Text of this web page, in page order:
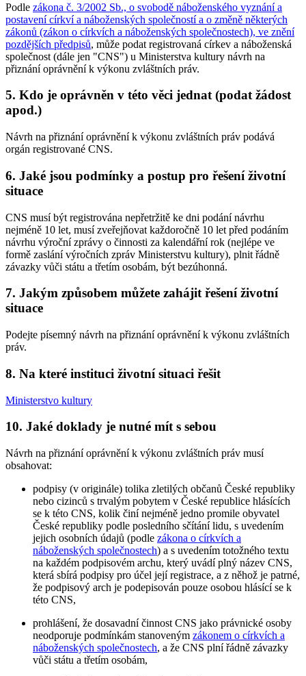
Podle zákona č. 3/2002 Sb., o svobodě náboženského vyznání a
postavení církví a náboženských společností a o změně některých
zákonů (zákon o církvích a náboženských společnostech), ve znění
pozdějších předpisů, může podat registrovaná církev a náboženská
společnost (dále jen "CNS") u Ministerstva kultury návrh na
přiznání oprávnění k výkonu zvláštních práv.
5. Kdo je oprávněn v této věci jednat (podat žádost
apod.)
Návrh na přiznání oprávnění k výkonu zvláštních práv podává
orgán registrované CNS.
6. Jaké jsou podmínky a postup pro řešení životní
situace
CNS musí být registrována nepřetržitě ke dni podání návrhu
nejméně 10 let, musí zveřejňovat každoročně 10 let před podáním
návrhu výroční zprávy o činnosti za kalendářní rok (nejlépe ve
formě zaslání výročních zpráv Ministerstvu kultury), plnit řádně
závazky vůči státu a třetím osobám, být bezúhonná.
7. Jakým způsobem můžete zahájit řešení životní
situace
Podejte písemný návrh na přiznání oprávnění k výkonu zvláštních
práv.
8. Na které instituci životní situaci řešit
Ministerstvo kultury
10. Jaké doklady je nutné mít s sebou
Návrh na přiznání oprávnění k výkonu zvláštních práv musí
obsahovat:
podpisy (v originále) tolika zletilých občanů České republiky
nebo cizinců s trvalým pobytem v České republice hlásících
se k této CNS, kolik činí nejméně jedno promile obyvatel
České republiky podle posledního sčítání lidu, s uvedením
jejich osobních údajů (podle zákona o církvích a
náboženských společnostech) a s uvedením totožného textu
na každém podpisovém archu, který uvádí plný název CNS,
která sbírá podpisy pro účel její registrace, a z něhož je patrné,
že podpisový arch je podepisován pouze osobou hlásící se k
této CNS,
prohlášení, že dosavadní činnost CNS jako právnické osoby
neodporuje podmínkám stanoveným zákonem o církvích a
náboženských společnostech, a že CNS plní řádně závazky
vůči státu a třetím osobám,